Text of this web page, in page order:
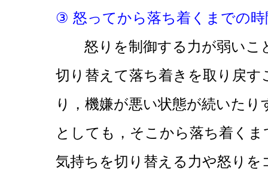
③ 怒ってから落ち着くまでの時
怒りを制御する力が弱いこ
切り替えて落ち着きを取り戻
り，機嫌が悪い状態が続いた
としても，そこから落ち着く
気持ちを切り替える力や怒り